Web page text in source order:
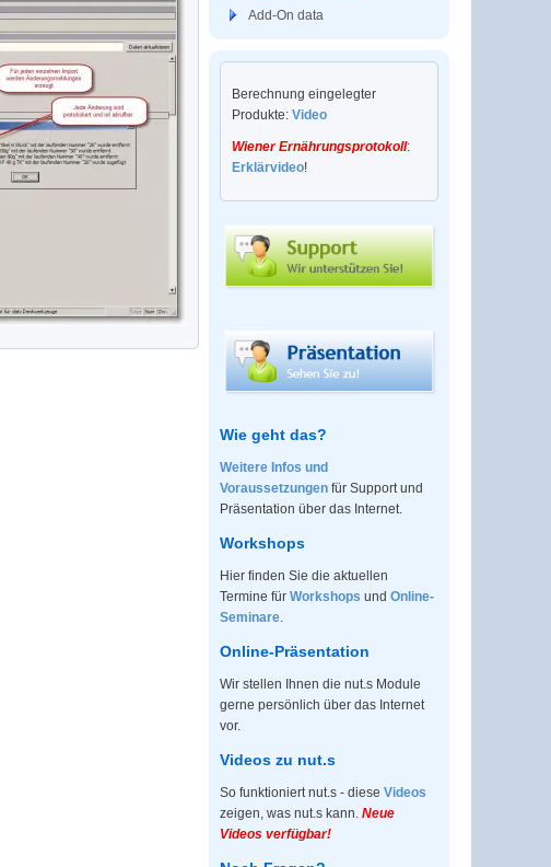
Add-On data
Berechnung eingelegter
Produkte: Video
Wiener Ernährungsprotokoll:
Erklärvideo!
Wie geht das?
Weitere Infos und
Voraussetzungen für Support und
Präsentation über das Internet.
Workshops
Hier finden Sie die aktuellen
Termine für Workshops und Online-
Seminare.
Online-Präsentation
Wir stellen Ihnen die nut.s Module
gerne persönlich über das Internet
vor.
Videos zu nut.s
So funktioniert nut.s - diese Videos
zeigen, was nut.s kann. Neue
Videos verfügbar!